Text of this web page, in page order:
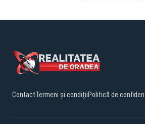
ContactTermeni și condițiiPolitică de